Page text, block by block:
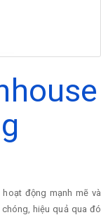
động mạnh mẽ và
hiệu quả qua đó